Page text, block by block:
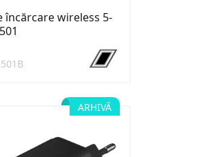
încărcare wireless 5-
ARHIVĂ